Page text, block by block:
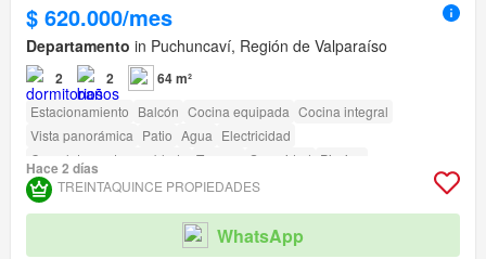
$ 620.000/mes
Departamento in Puchuncaví, Región de Valparaíso
2 2 64 m²
Estacionamiento Balcón Cocina equipada Cocina integral
Vista panorámica Patio Agua Electricidad
Completamente amoblado
Terraza Seguridad Piscina
Área para niños Jardín Parilla Caseta de vigilancia
Acceso para personas con discapacidad
Hace 2 días
TREINTAQUINCE PROPIEDADES
WhatsApp